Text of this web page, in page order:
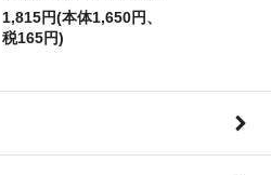
1,815円(本体1,650円、
税165円)